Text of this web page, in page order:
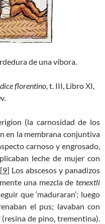
de una víbora.
florentino , t. III, Libro XI,
(la carnosidad de los
en la membrana conjuntiva
carnoso y engrosado,
leche de mujer con
[9] Los abscesos y panadizos
una mezcla de tenextli
que ‘maduraran’; luego
el pus; lavaban con
(resina de pino, trementina).